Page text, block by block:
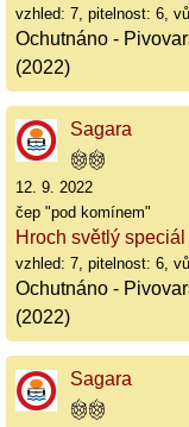
vzhled: 7, pitelnost: 6,
Ochutnáno -
(2022)
Sagara
12. 9. 2022
čep "pod komínem"
Hroch světlý speciál
vzhled: 7, pitelnost: 6,
Ochutnáno -
(2022)
Sagara